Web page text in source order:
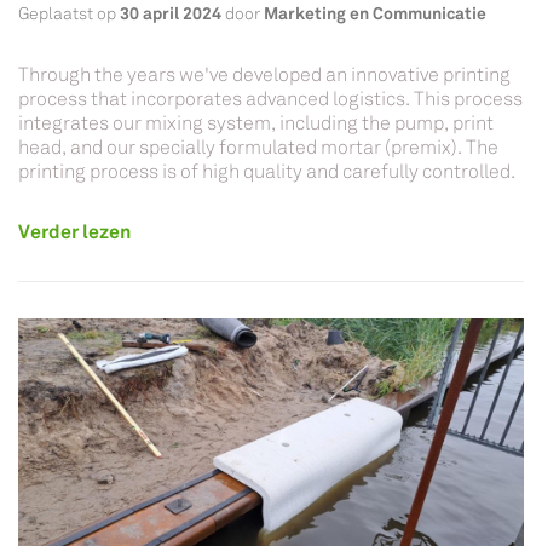
Geplaatst op30 april 2024door Marketing en Communicatie
Through the years we've developed an innovative printing
process that incorporates advanced logistics. This process
integrates our mixing system, including the pump, print
head, and our specially formulated mortar (premix). The
printing process is of high quality and carefully controlled.
Verder lezen